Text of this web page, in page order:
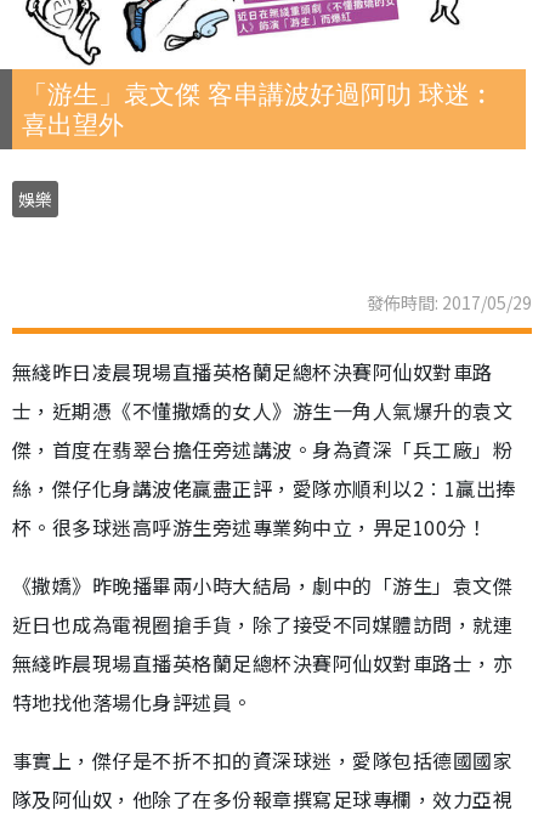
「游生」袁文傑 客串講波好過阿叻 球迷︰
喜出望外
娛樂
發佈時間: 2017/05/29
無綫昨日凌晨現場直播英格蘭足總杯決賽阿仙奴對車路
士，近期憑《不懂撒嬌的女人》游生一角人氣爆升的袁文
傑，首度在翡翠台擔任旁述講波。身為資深「兵工廠」粉
絲，傑仔化身講波佬贏盡正評，愛隊亦順利以2︰1贏出捧
杯。很多球迷高呼游生旁述專業夠中立，畀足100分！
《撒嬌》昨晚播畢兩小時大結局，劇中的「游生」袁文傑
近日也成為電視圈搶手貨，除了接受不同媒體訪問，就連
無綫昨晨現場直播英格蘭足總杯決賽阿仙奴對車路士，亦
特地找他落場化身評述員。
事實上，傑仔是不折不扣的資深球迷，愛隊包括德國國家
隊及阿仙奴，他除了在多份報章撰寫足球專欄，效力亞視